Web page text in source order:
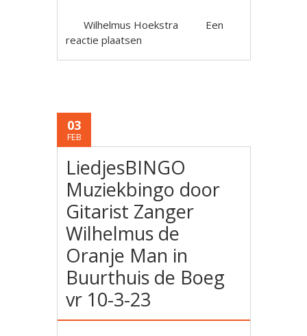
Wilhelmus Hoekstra
Een
reactie plaatsen
03
FEB
LiedjesBINGO
Muziekbingo door
Gitarist Zanger
Wilhelmus de
Oranje Man in
Buurthuis de Boeg
vr 10-3-23